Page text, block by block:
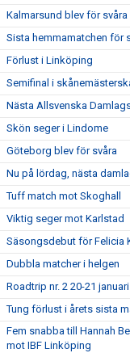
Kalmarsund blev för svåra
Sista hemmamatchen för
Förlust i Linköping
Semifinal i
Nästa Allsvenska
Skön seger i Lindome
Göteborg blev för svåra
Nu på lördag, nästa
Tuff match mot Skoghall
Viktig seger mot Karlstad
Säsongsdebut för Felicia
Dubbla matcher i helgen
Roadtrip nr. 2 20-21
Tung förlust i årets sista
Fem snabba till Hannah
mot IBF Linköping